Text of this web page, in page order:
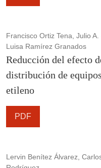
Francisco Ortiz Tena, Julio A.
Luisa Ramírez Granados
Reducción del efecto
distribución de
etileno
PDF
Lervin Benítez Álvarez,